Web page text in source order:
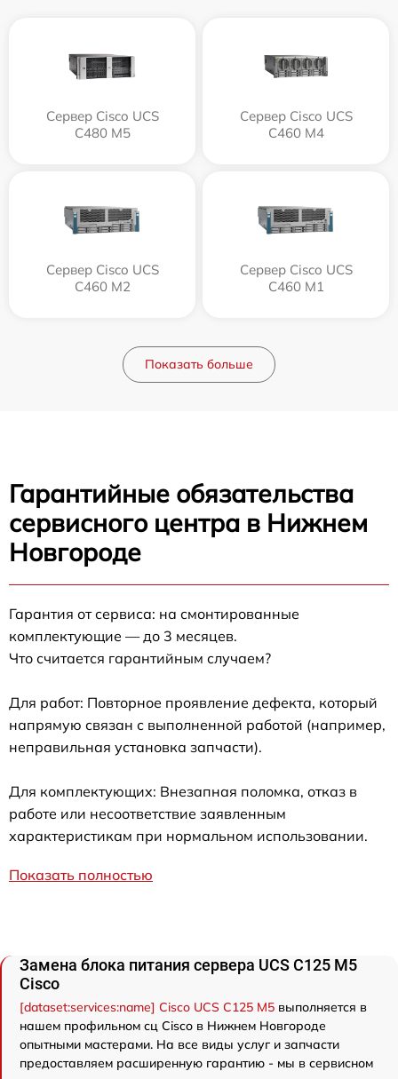
Сервер Cisco UCS
C480 M5
Сервер Cisco UCS
C460 M4
Сервер Cisco UCS
C460 M2
Сервер Cisco UCS
C460 M1
Показать больше
Гарантийные обязательства
сервисного центра в Нижнем
Новгороде
Гарантия от сервиса: на смонтированные
комплектующие — до 3 месяцев.
Что считается гарантийным случаем?
Для работ: Повторное проявление дефекта, который
напрямую связан с выполненной работой (например,
неправильная установка запчасти).
Для комплектующих: Внезапная поломка, отказ в
работе или несоответствие заявленным
характеристикам при нормальном использовании.
Показать полностью
Замена блока питания сервера UCS C125 M5
Cisco
[dataset:services:name] Cisco UCS C125 M5 выполняется в
нашем профильном сц Cisco в Нижнем Новгороде
опытными мастерами. На все виды услуг и запчасти
предоставляем расширенную гарантию - мы в сервисном